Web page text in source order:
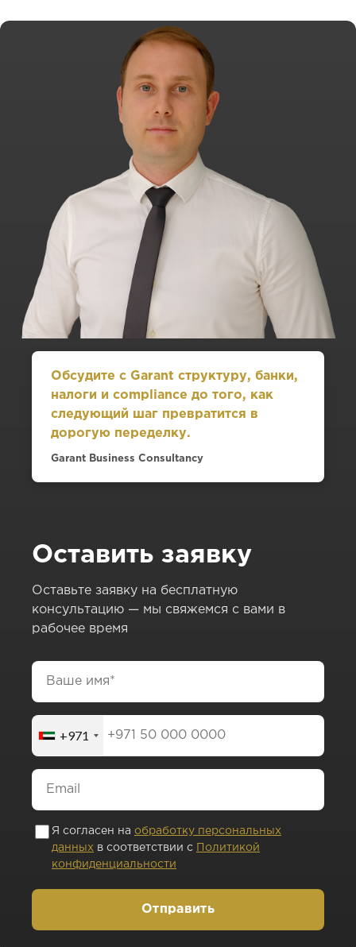
Обсудите с Garant структуру, банки,
налоги и compliance до того, как
следующий шаг превратится в
дорогую переделку.
Garant Business Consultancy
Оставить заявку
Оставьте заявку на бесплатную
консультацию — мы свяжемся с вами в
рабочее время
+971
Я согласен на обработку персональных
данных в соответствии с
Политикой
конфиденциальности
Отправить